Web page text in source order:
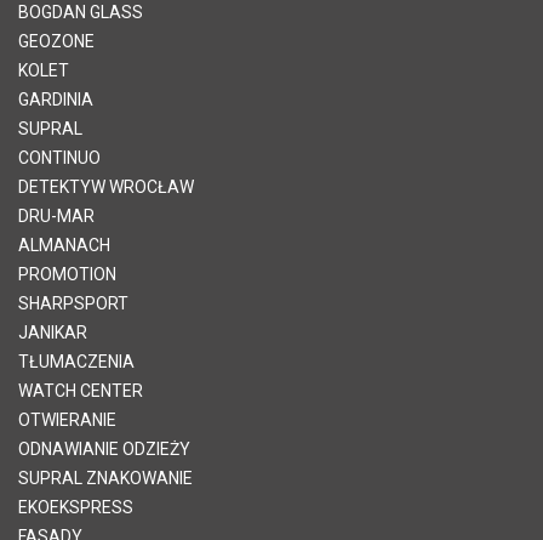
BOGDAN GLASS
GEOZONE
KOLET
GARDINIA
SUPRAL
CONTINUO
DETEKTYW WROCŁAW
DRU-MAR
ALMANACH
PROMOTION
SHARPSPORT
JANIKAR
TŁUMACZENIA
WATCH CENTER
OTWIERANIE
ODNAWIANIE ODZIEŻY
SUPRAL ZNAKOWANIE
EKOEKSPRESS
FASADY